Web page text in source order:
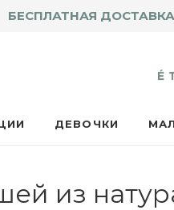
БЕСПЛАТНАЯ
ДЕВОЧКИ
из